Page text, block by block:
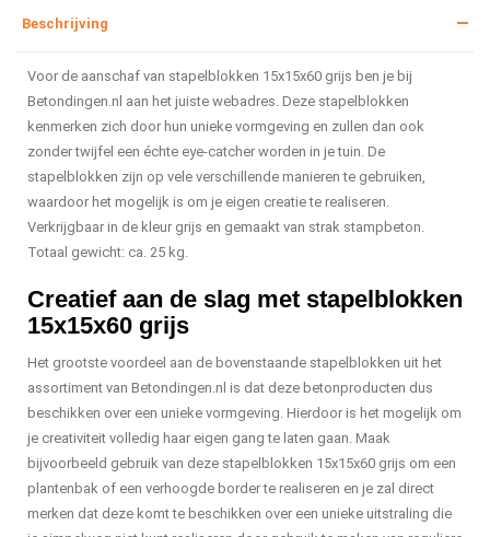
Beschrijving
Voor de aanschaf van stapelblokken 15x15x60 grijs ben je bij
Betondingen.nl aan het juiste webadres. Deze stapelblokken
kenmerken zich door hun unieke vormgeving en zullen dan ook
zonder twijfel een échte eye-catcher worden in je tuin. De
stapelblokken zijn op vele verschillende manieren te gebruiken,
waardoor het mogelijk is om je eigen creatie te realiseren.
Verkrijgbaar in de kleur grijs en gemaakt van strak stampbeton.
Totaal gewicht: ca. 25 kg.
Creatief aan de slag met stapelblokken
15x15x60 grijs
Het grootste voordeel aan de bovenstaande stapelblokken uit het
assortiment van Betondingen.nl is dat deze betonproducten dus
beschikken over een unieke vormgeving. Hierdoor is het mogelijk om
je creativiteit volledig haar eigen gang te laten gaan. Maak
bijvoorbeeld gebruik van deze stapelblokken 15x15x60 grijs om een
plantenbak of een verhoogde border te realiseren en je zal direct
merken dat deze komt te beschikken over een unieke uitstraling die